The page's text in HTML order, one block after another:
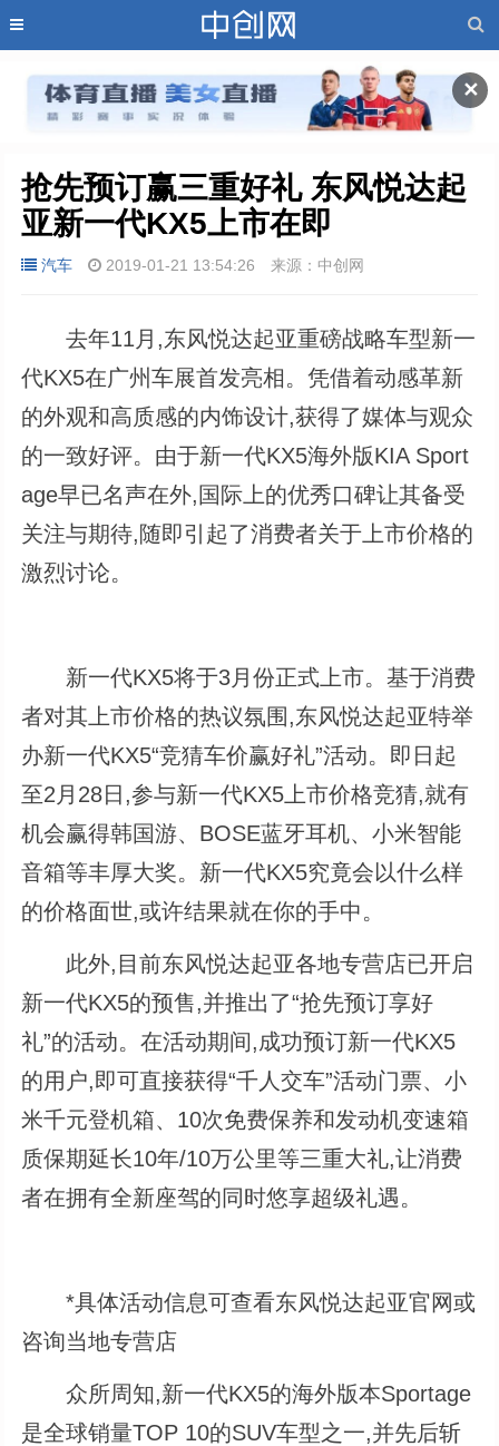
✕
抢先预订赢三重好礼 东风悦达起
亚新一代KX5上市在即
汽车 2019-01-21 13:54:26 来源：中创网
去年11月,东风悦达起亚重磅战略车型新一
代KX5在广州车展首发亮相。凭借着动感革新
的外观和高质感的内饰设计,获得了媒体与观众
的一致好评。由于新一代KX5海外版KIA Sport
age早已名声在外,国际上的优秀口碑让其备受
关注与期待,随即引起了消费者关于上市价格的
激烈讨论。
新一代KX5将于3月份正式上市。基于消费
者对其上市价格的热议氛围,东风悦达起亚特举
办新一代KX5“竞猜车价赢好礼”活动。即日起
至2月28日,参与新一代KX5上市价格竞猜,就有
机会赢得韩国游、BOSE蓝牙耳机、小米智能
音箱等丰厚大奖。新一代KX5究竟会以什么样
的价格面世,或许结果就在你的手中。
此外,目前东风悦达起亚各地专营店已开启
新一代KX5的预售,并推出了“抢先预订享好
礼”的活动。在活动期间,成功预订新一代KX5
的用户,即可直接获得“千人交车”活动门票、小
米千元登机箱、10次免费保养和发动机变速箱
质保期延长10年/10万公里等三重大礼,让消费
者在拥有全新座驾的同时悠享超级礼遇。
*具体活动信息可查看东风悦达起亚官网或
咨询当地专营店
众所周知,新一代KX5的海外版本Sportage
是全球销量TOP 10的SUV车型之一,并先后斩